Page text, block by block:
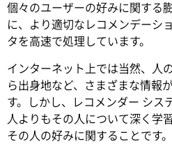
個々のユーザーの好みに関する
に、より適切なレコメンデーシ
タを高速で処理しています。
インターネット上では当然、人
ら出身地など、さまざまな情報
す。しかし、レコメンダー シス
人よりもその人について深く学
その人の好みに関することです。